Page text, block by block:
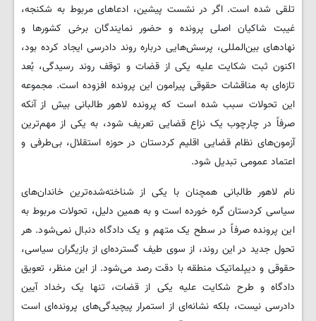
تلقی شده است. اگر در نشست پیشین، ادعاهای مربوط به شکنجه،
غیبت شاکیان اصلی پرونده و حضور نمایندگان برخی کشورها و
نهادهای بین‌المللی، پرسش‌هایی درباره روند دادرسی ایجاد کرده بود،
اکنون ثبت شکایت علیه یکی از قضات و توقف روند رسیدگی، بُعد
تازه‌ای به مناقشات حقوقی پیرامون این پرونده افزوده است. مجموعه
این تحولات سبب شده است که پرونده لاهور طالبانی بیش از آنکه
صرفاً در چارچوب یک نزاع قضایی تعریف شود، به یکی از مهم‌ترین
آزمون‌های نظام قضایی اقلیم کردستان در حوزه استقلال، بی‌طرفی و
اعتماد عمومی تبدیل شود.
نام لاهور طالبانی همچنان با یکی از شناخته‌شده‌ترین خاندان‌های
سیاسی کردستان گره خورده است و به همین دلیل، تحولات مربوط به
این پرونده صرفاً در سطح یک متهم و یک دادگاه دنبال نمی‌شود. هر
تحول جدید در این روند، از سوی طیف گسترده‌ای از بازیگران سیاسی،
حقوقی و دیپلماتیک منطقه با دقت رصد می‌شود. از این منظر، تعویق
دادگاه و طرح شکایت علیه یکی از قضات، تنها یک رخداد آیین
دادرسی نیست، بلکه نشانه‌ای از استمرار پیچیدگی‌های پرونده‌ای است